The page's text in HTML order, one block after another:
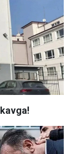
Aile hekimi ve memur arasında kavga!